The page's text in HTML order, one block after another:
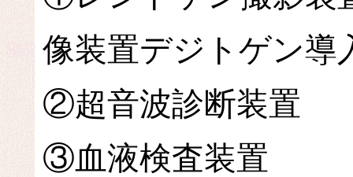
像装置デジトゲン導
②超音波診断装置
③血液検査装置